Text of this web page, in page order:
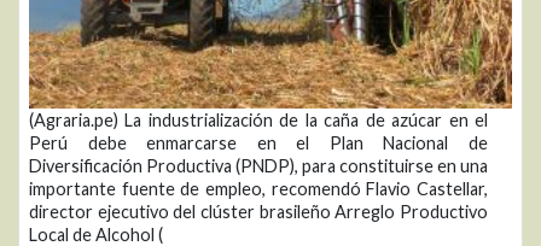
(Agraria.pe) La industrialización de la caña de azúcar en el
Perú debe enmarcarse en el Plan Nacional de
Diversificación Productiva (PNDP), para constituirse en una
importante fuente de empleo, recomendó Flavio Castellar,
director ejecutivo del clúster brasileño Arreglo Productivo
Local de Alcohol (